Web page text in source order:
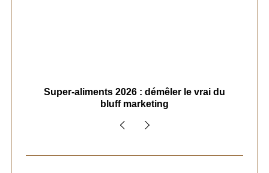
Super-aliments 2026 : démêler le vrai du
bluff marketing